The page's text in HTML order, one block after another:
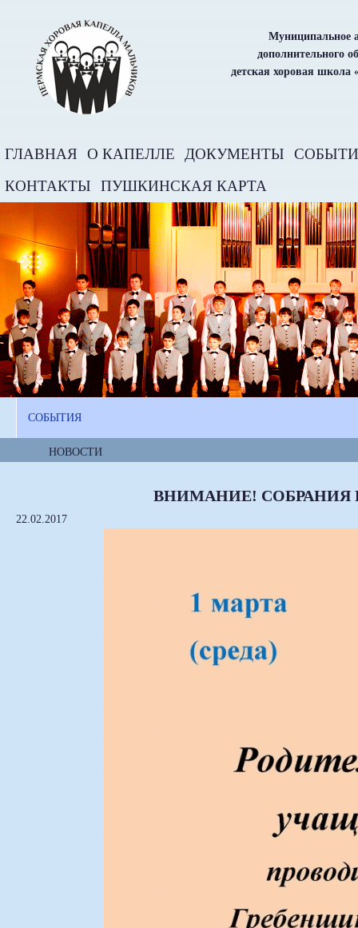
Муниципальное
дополнительного
детская хоровая школа
ГЛАВНАЯ О КАПЕЛЛЕ ДОКУМЕНТЫ
КОНТАКТЫ
ПУШКИНСКАЯ КАРТА
СОБЫТИЯ
НОВОСТИ
ВНИМАНИЕ!
22.02.2017